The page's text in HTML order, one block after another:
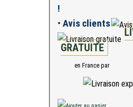
!
• Avis clients
GRATUITE
en France par